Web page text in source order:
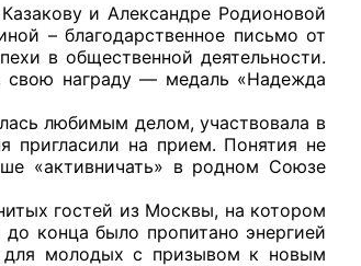
и Александре Родионовой
– благодарственное письмо от
в общественной деятельности.
свою награду — медаль «Надежда
любимым делом, участвовала в
пригласили на прием. Понятия не
«активничать» в родном Союзе
гостей из Москвы, на котором
конца было пропитано энергией
для молодых с призывом к новым